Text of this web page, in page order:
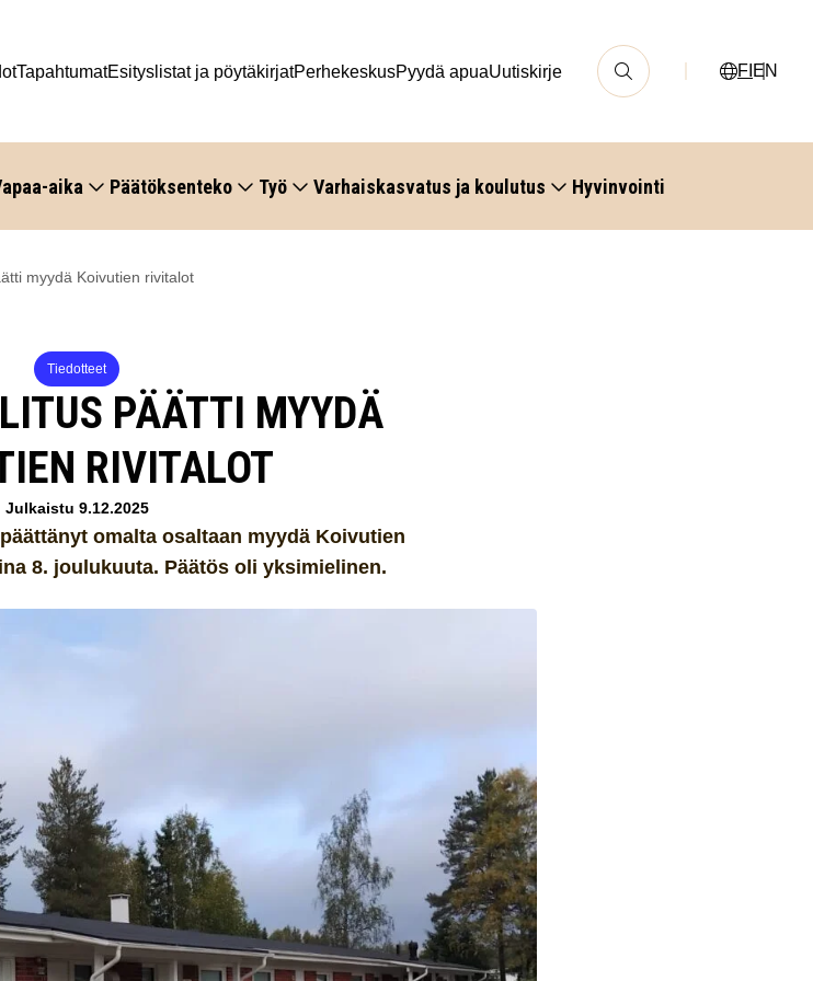
TapahtumatEsityslistat ja pöytäkirjatPerhekeskusPyydä apuaUutiskirje FI EN
aika Päätöksenteko Työ Varhaiskasvatus ja koulutus Hyvinvointi
myydä Koivutien rivitalot
Tiedotteet
PÄÄTTI MYYDÄ
RIVITALOT
Julkaistu 9.12.2025
omalta osaltaan myydä Koivutien
8. joulukuuta. Päätös oli yksimielinen.